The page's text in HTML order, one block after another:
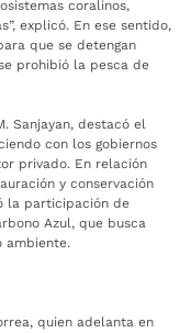
coralinos,
explicó. En ese sentido,
que se detengan
prohibió la pesca de
Sanjayan, destacó el
con los gobiernos
privado. En relación
y conservación
la participación de
Azul, que busca
ambiente.
quien adelanta en